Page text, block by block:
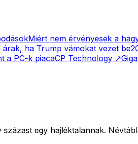
Miért nem érvényesek a
árak, ha Trump vámokat vezet be
a PC-k piacaCP Technology ↗
egy hajléktalannak.